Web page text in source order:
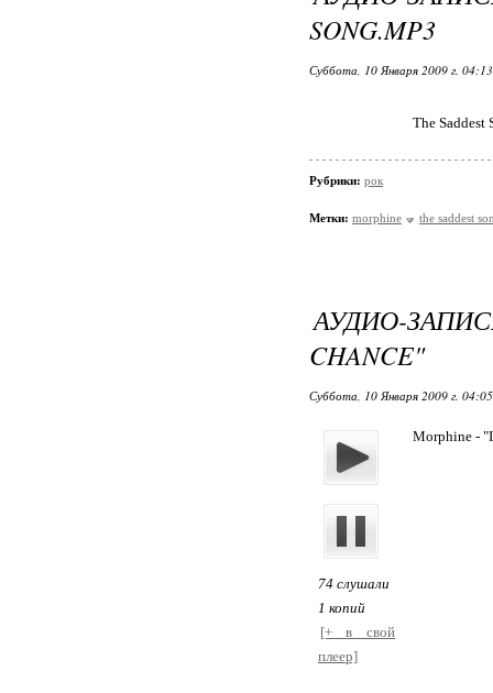
SONG.MP3
Суббота, 10 Января 2009 г.
The Saddest
Рубрики: рок
Метки: morphine the saddest
АУДИО-
CHANCE"
Суббота, 10 Января 2009 г.
74 слушали
1 копий
[+ в свой
плеер]
Morphine -